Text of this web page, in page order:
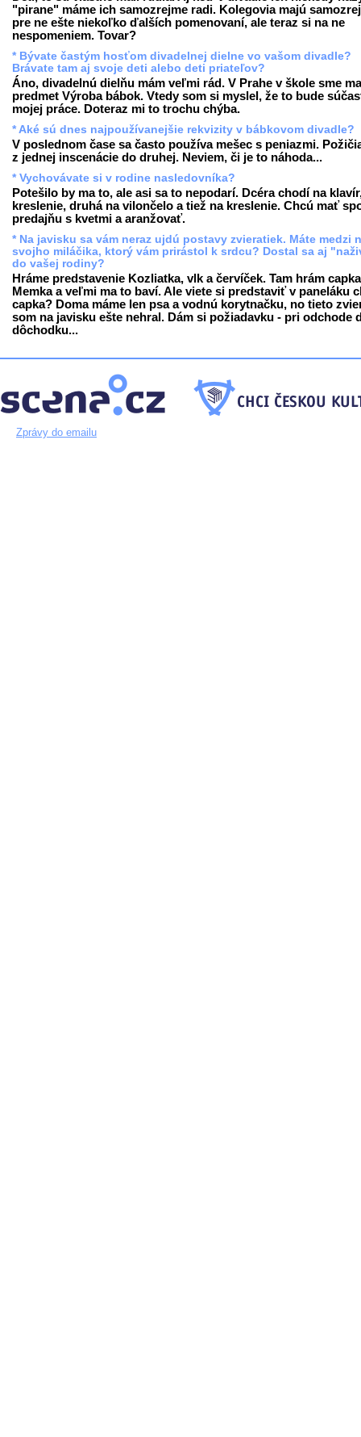
"pirane" máme ich samozrejme radi. Kolegovia majú
pre ne ešte niekoľko ďalších pomenovaní, ale teraz si na ne
nespomeniem. Tovar?
* Bývate častým hosťom divadelnej dielne vo vašom divadle?
Brávate tam aj svoje deti alebo deti priateľov?
Áno, divadelnú dielňu mám veľmi rád. V Prahe v škole sme
predmet Výroba bábok. Vtedy som si myslel, že to bude
mojej práce. Doteraz mi to trochu chýba.
* Aké sú dnes najpoužívanejšie rekvizity v bábkovom divadle?
V poslednom čase sa často používa mešec s peniazmi.
z jednej inscenácie do druhej. Neviem, či je to náhoda...
* Vychovávate si v rodine nasledovníka?
Potešilo by ma to, ale asi sa to nepodarí. Dcéra chodí na
kreslenie, druhá na vilončelo a tiež na kreslenie. Chcú mať
predajňu s kvetmi a aranžovať.
* Na javisku sa vám neraz ujdú postavy zvieratiek. Máte medzi
svojho miláčika, ktorý vám prirástol k srdcu? Dostal sa aj
do vašej rodiny?
Hráme predstavenie Kozliatka, vlk a červíček. Tam hrám capka
Memka a veľmi ma to baví. Ale viete si predstaviť v paneláku
capka? Doma máme len psa a vodnú korytnačku, no tieto
som na javisku ešte nehral. Dám si požiadavku - pri odchode
dôchodku...
Zprávy do emailu